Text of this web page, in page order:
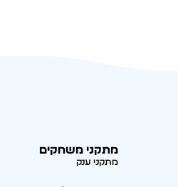
מתקני משחקים
מתקני ענק